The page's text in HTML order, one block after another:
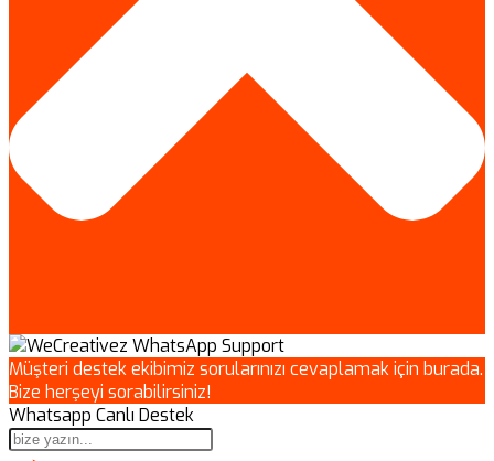
Müşteri destek ekibimiz sorularınızı cevaplamak için burada.
Bize herşeyi sorabilirsiniz!
Whatsapp Canlı Destek